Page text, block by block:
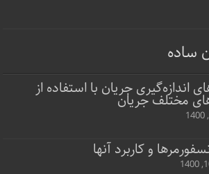
ساده
اندازه‌گیری جریان با استفاده از
مختلف جریان
و کاربرد آنها